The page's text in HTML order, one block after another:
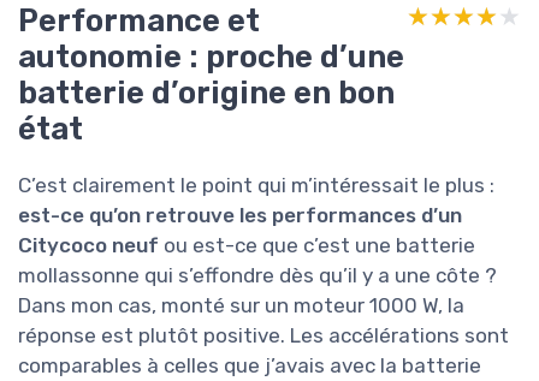
Performance et
autonomie : proche d’une
batterie d’origine en bon
état
★★★★★
★★★★★
C’est clairement le point qui m’intéressait le plus :
est-ce qu’on retrouve les performances d’un
Citycoco neuf ou est-ce que c’est une batterie
mollassonne qui s’effondre dès qu’il y a une côte ?
Dans mon cas, monté sur un moteur 1000 W, la
réponse est plutôt positive. Les accélérations sont
comparables à celles que j’avais avec la batterie